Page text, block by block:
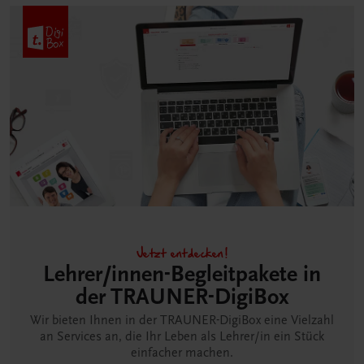
Jetzt entdecken!
Lehrer/innen-Begleitpakete in
der TRAUNER-DigiBox
Wir bieten Ihnen in der TRAUNER-DigiBox eine Vielzahl
an Services an, die Ihr Leben als Lehrer/in ein Stück
einfacher machen.